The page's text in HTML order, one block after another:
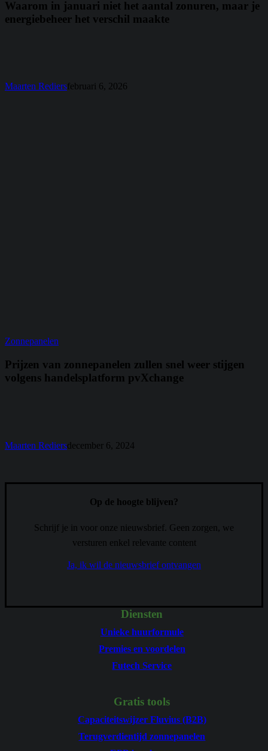
januari
niet
het
het
Waarom in januari niet het aantal zonuren, maar je
energiebeheer het verschil maakte
Maarten Rediersfebruari 6, 2026
Zonnepanelen
zonnepanelen
zullen
snel
Prijzen van zonnepanelen zullen snel weer stijgen
volgens handelsplatform pvXchange
Maarten Rediersdecember 6, 2024
Op de hoogte blijven?
Schrijf je in voor onze nieuwsbrief. Geen zorgen, we
versturen enkel relevante content
Ja, ik wil de nieuwsbrief ontvangen
Diensten
Unieke huurformule
Premies en voordelen
Futech Service
Gratis tools
Capaciteitswijzer Fluvius (B2B)
Terugverdientijd zonnepanelen